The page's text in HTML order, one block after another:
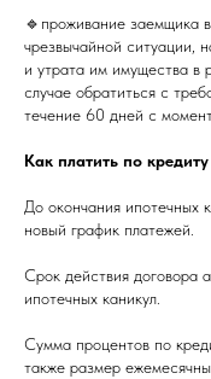
🔹проживание заемщика
чрезвычайной ситуации,
и утрата им имущества в
случае обратиться с
течение 60 дней с
Как платить по
До окончания ипотечных
новый график платежей.
Срок действия договора
ипотечных каникул.
Сумма процентов по
также размер